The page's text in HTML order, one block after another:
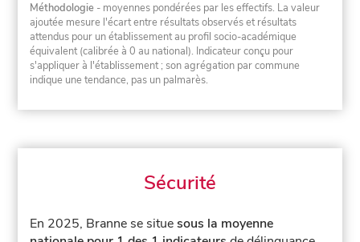
Méthodologie - moyennes pondérées par les effectifs. La valeur
ajoutée mesure l'écart entre résultats observés et résultats
attendus pour un établissement au profil socio-académique
équivalent (calibrée à 0 au national). Indicateur conçu pour
s'appliquer à l'établissement ; son agrégation par commune
indique une tendance, pas un palmarès.
Sécurité
En 2025, Branne se situesous la moyenne